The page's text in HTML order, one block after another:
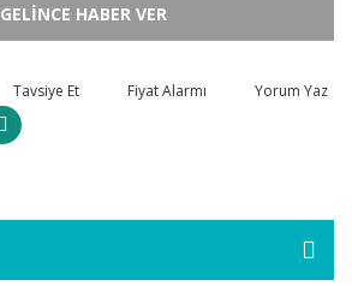
GELİNCE HABER VER
Tavsiye Et Fiyat Alarmı Yorum Yaz